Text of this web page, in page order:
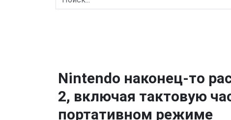
Nintendo наконец-то
2, включая тактовую
портативном режиме